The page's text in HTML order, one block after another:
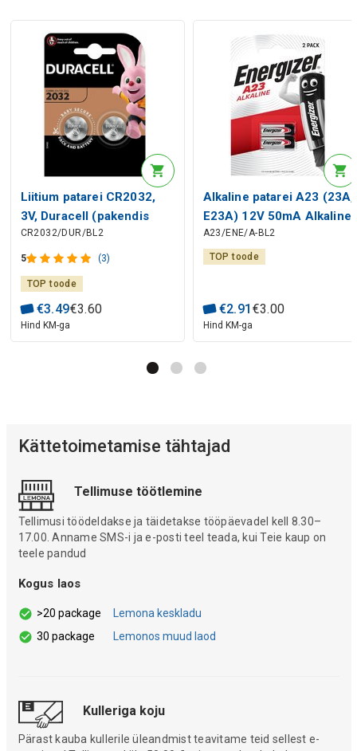
Liitium patarei CR2032,
3V, Duracell (pakendis
2tk)
CR2032/DUR/BL2
5 (3)
TOP toode
€3.49€3.60
Hind KM-ga
Alkaline patarei A23 (23A,
E23A) 12V 50mA Alkaline
Energizer 2tk blisteris
A23/ENE/A-BL2
TOP toode
€2.91 €3.00
Hind KM-ga
Kättetoimetamise tähtajad
Tellimuse töötlemine
Tellimusi töödeldakse ja täidetakse tööpäevadel kell 8.30–
17.00. Anname SMS-i ja e-posti teel teada, kui Teie kaup on
teele pandud
Kogus laos
>20 package
Lemona keskladu
30 package
Lemonos muud laod
Kulleriga koju
Pärast kauba kullerile üleandmist teavitame teid sellest e-